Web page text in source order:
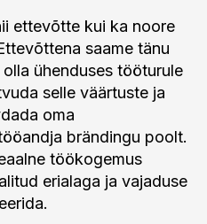
ettevõtte kui ka noore
saame tänu
ühenduses tööturule
selle väärtuste ja
oma
brändingu poolt.
töökogemus
erialaga ja vajaduse